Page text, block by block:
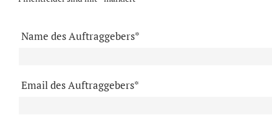
Name des Auftraggebers*
Email des Auftraggebers*